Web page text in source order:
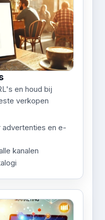
en houd bij
verkopen
advertenties en e-
kanalen